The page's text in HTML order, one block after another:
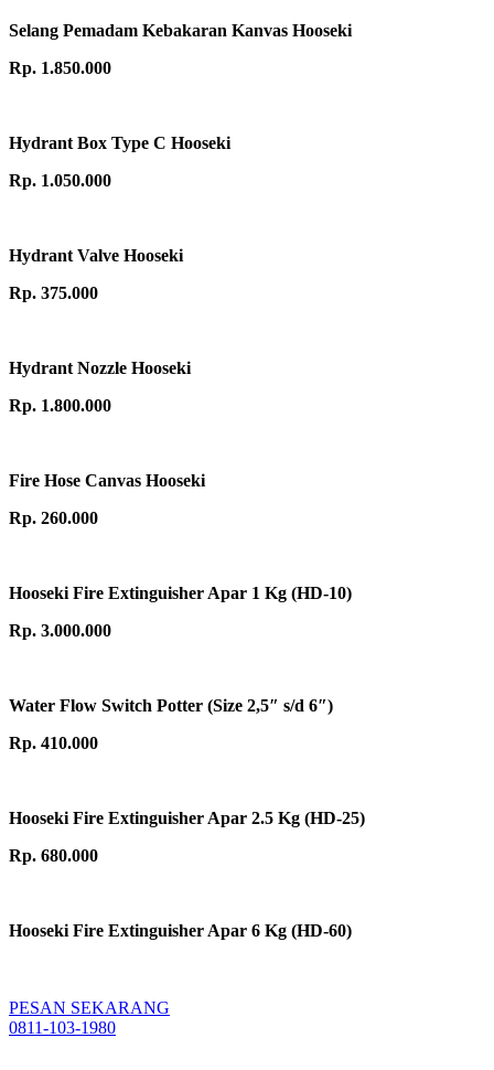
Selang Pemadam Kebakaran Kanvas Hooseki
Rp. 1.850.000
Hydrant Box Type C Hooseki
Rp. 1.050.000
Hydrant Valve Hooseki
Rp. 375.000
Hydrant Nozzle Hooseki
Rp. 1.800.000
Fire Hose Canvas Hooseki
Rp. 260.000
Hooseki Fire Extinguisher Apar 1 Kg (HD-10)
Rp. 3.000.000
Water Flow Switch Potter (Size 2,5″ s/d 6″)
Rp. 410.000
Hooseki Fire Extinguisher Apar 2.5 Kg (HD-25)
Rp. 680.000
Hooseki Fire Extinguisher Apar 6 Kg (HD-60)
PESAN SEKARANG
0811-103-1980